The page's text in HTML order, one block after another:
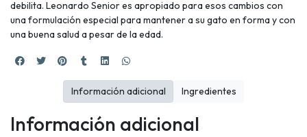
debilita. Leonardo Senior es apropiado para esos cambios con
una formulación especial para mantener a su gato en forma y con
una buena salud a pesar de la edad.
Información adicional
Información adicional Ingredientes